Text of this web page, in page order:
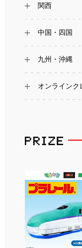
関西
中国・四国
九州・沖縄
オンラインク